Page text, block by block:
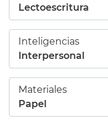
Lectoescritura
Inteligencias
Interpersonal
Materiales
Papel